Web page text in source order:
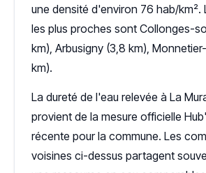
une densité d'environ 76 hab/km².
les plus proches sont Collonges-
km), Arbusigny (3,8 km),
km).
La dureté de l'eau relevée à La
provient de la mesure officielle
récente pour la commune. Les
voisines ci-dessus partagent